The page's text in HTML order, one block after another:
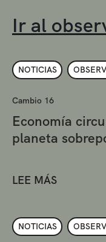
Ir al
NOTICIAS
Cambio 16
Economía
planeta
LEE MÁS
NOTICIAS